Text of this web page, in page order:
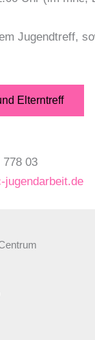
Jugendtreff,
Elterntreff
778 03
jugendarbeit.de